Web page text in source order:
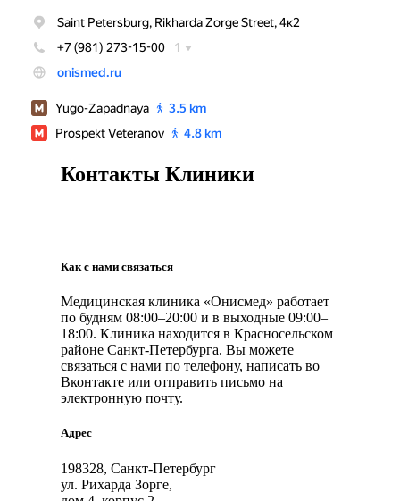
Контакты Клиники
Как с нами связаться
Медицинская клиника «Онисмед» работает
по будням 08:00–20:00 и в выходные 09:00–
18:00. Клиника находится в Красносельском
районе Санкт-Петербурга. Вы можете
связаться с нами по телефону, написать во
Вконтакте или отправить письмо на
электронную почту.
Адрес
198328, Санкт-Петербург
ул. Рихарда Зорге,